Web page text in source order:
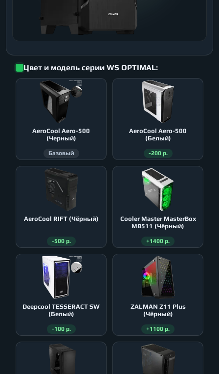
Цвет и модель серии WS OPTIMAL:
AeroСool Aero-500
(Черный)
Базовый
AeroСool Aero-500
(Белый)
-200 р.
AeroСool RIFT (Чёрный)
-500 р.
Cooler Master MasterBox
MB511 (Чёрный)
+1400 р.
Deepcool TESSERACT SW
(Белый)
-100 р.
ZALMAN Z11 Plus
(Чёрный)
+1100 р.